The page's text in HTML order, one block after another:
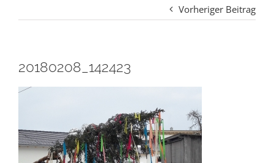
Vorheriger Beitrag
20180208_142423